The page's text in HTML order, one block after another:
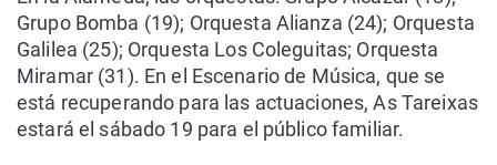
Grupo Bomba (19); Orquesta Alianza (24); Orquesta
Galilea (25); Orquesta Los Coleguitas; Orquesta
Miramar (31). En el Escenario de Música, que se
está recuperando para las actuaciones, As Tareixas
estará el sábado 19 para el público familiar.